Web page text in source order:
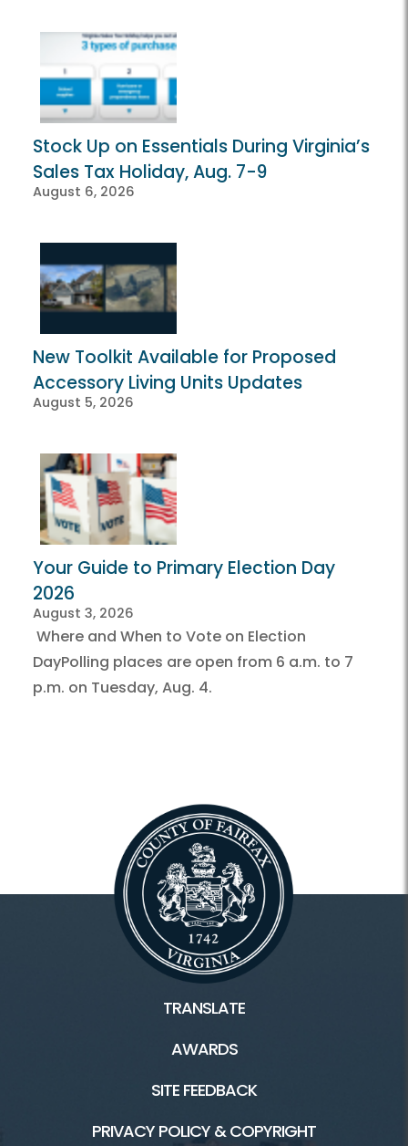
Stock Up on Essentials During Virginia’s
Sales Tax Holiday, Aug. 7-9
August 6, 2026
New Toolkit Available for Proposed
Accessory Living Units Updates
August 5, 2026
Your Guide to Primary Election Day
2026
August 3, 2026
Where and When to Vote on Election
DayPolling places are open from 6 a.m. to 7
p.m. on Tuesday, Aug. 4.
TRANSLATE
AWARDS
SITE FEEDBACK
PRIVACY POLICY & COPYRIGHT